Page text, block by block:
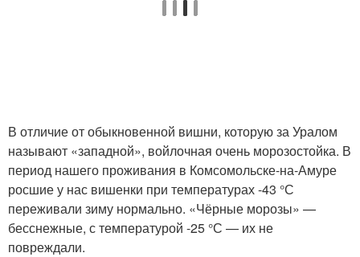
В отличие от обыкновенной вишни, которую за Уралом
называют «западной», войлочная очень морозостойка. В
период нашего проживания в Комсомольске-на-Амуре
росшие у нас вишенки при температурах -43 °С
переживали зиму нормально. «Чёрные морозы» —
бесснежные, с температурой -25 °С — их не
повреждали.